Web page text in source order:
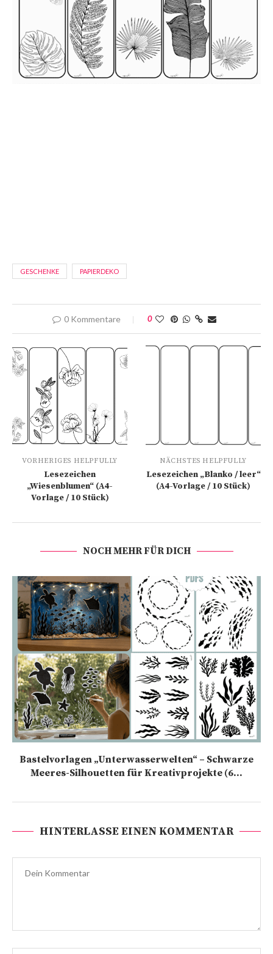
GESCHENKE PAPIERDEKO
0 Kommentare 0
VORHERIGES HELPFULLY
Lesezeichen
„Wiesenblumen“ (A4-
Vorlage / 10 Stück)
NÄCHSTES HELPFULLY
Lesezeichen „Blanko / leer“
(A4-Vorlage / 10 Stück)
NOCH MEHR FÜR DICH
Bastelvorlagen „Unterwasserwelten“ – Schwarze
Meeres-Silhouetten für Kreativprojekte (6...
HINTERLASSE EINEN KOMMENTAR